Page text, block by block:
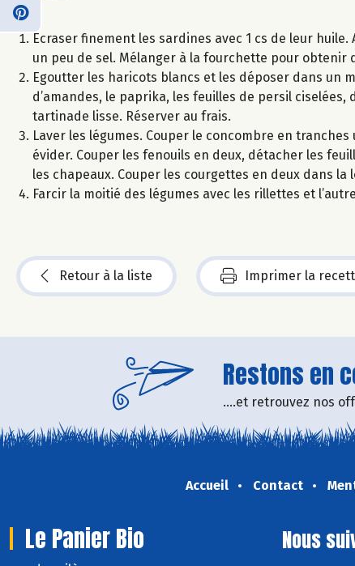
Ecraser finement les sardines avec 1 cs de leur
un peu de sel. Mélanger à la fourchette pour
Egoutter les haricots blancs et les déposer dans un
d’amandes, le paprika, les feuilles de persil
tartinade lisse. Réserver au frais.
Laver les légumes. Couper le concombre en
évider. Couper les fenouils en deux, détacher les
les chapeaux. Couper les courgettes en deux dans
Farcir la moitié des légumes avec les rillettes et
Retour à la liste Imprimer la
Restons en
....et retrouvez nos
Accueil Contact
Le Panier Bio Nous